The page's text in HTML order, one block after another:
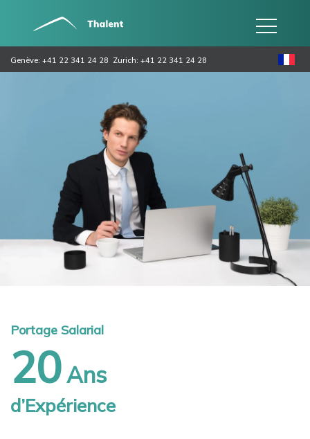
Genève: +41 22 341 24 28 Zurich: +41 22 341 24 28
Portage Salarial
20Ans
d’Expérience